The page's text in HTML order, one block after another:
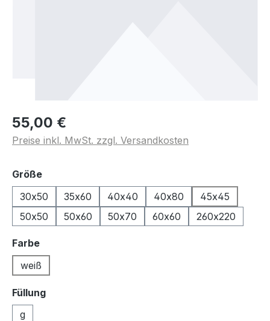
55,00 €
Preise inkl. MwSt. zzgl. Versandkosten
Größeauswählen
30x50
35x60 40x40 40x80
45x45
50x50
50x60 50x70 60x60 260x220
Farbeauswählen
weiß
Füllung
g